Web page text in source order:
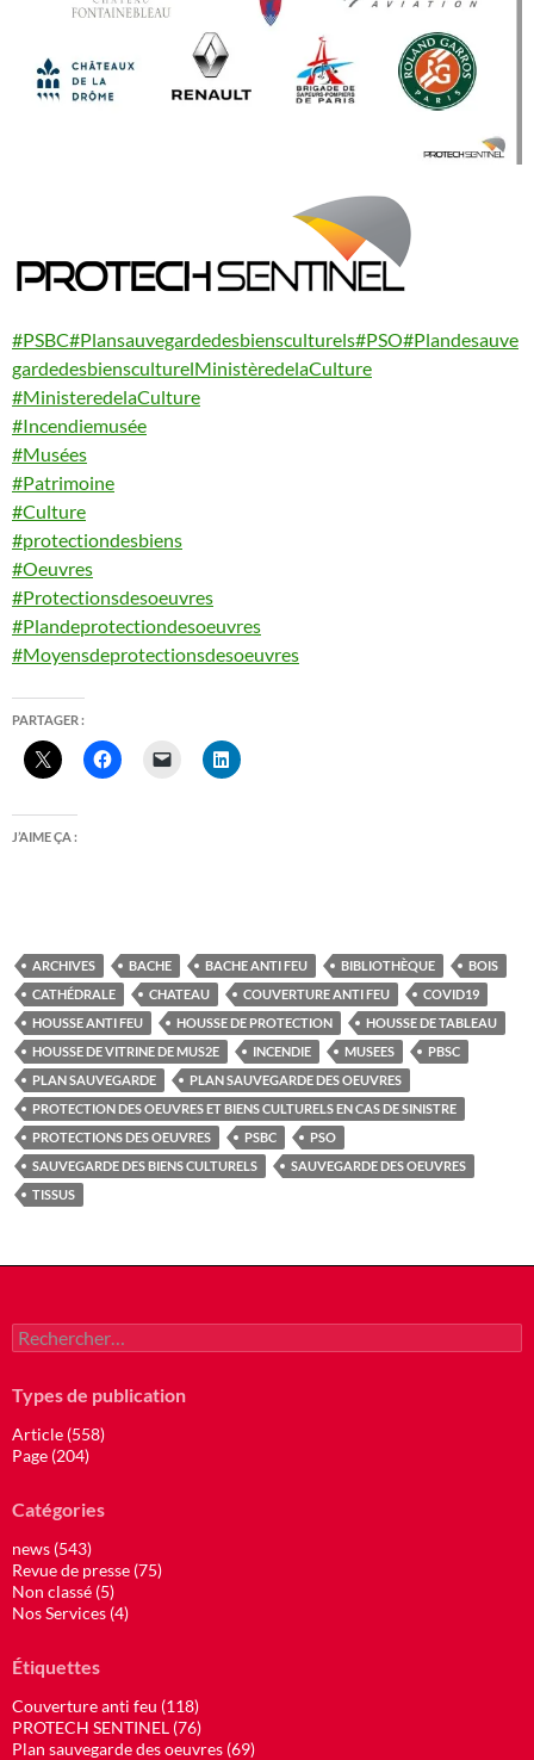
#PSBC#Plansauvegardedesbiensculturels#PSO#Plandesauve
gardedesbiensculturelMinistèredelaCulture
#MinisteredelaCulture
#Incendiemusée
#Musées
#Patrimoine
#Culture
#protectiondesbiens
#Oeuvres
#Protectionsdesoeuvres
#Plandeprotectiondesoeuvres
#Moyensdeprotectionsdesoeuvres
PARTAGER :
J’AIME ÇA :
ARCHIVES BACHE BACHE ANTI FEU BIBLIOTHÈQUE
BOIS
CATHÉDRALE
CHATEAU COUVERTURE ANTI FEU
COVID19
HOUSSE ANTI FEU
HOUSSE DE PROTECTION
HOUSSE DE TABLEAU
HOUSSE DE VITRINE DE MUS2E
INCENDIE MUSEES
PBSC
PLAN SAUVEGARDE
PLAN SAUVEGARDE DES OEUVRES
PROTECTION DES OEUVRES ET BIENS CULTURELS EN CAS DE SINISTRE
PROTECTIONS DES OEUVRES
PSBC
PSO
SAUVEGARDE DES BIENS CULTURELS
SAUVEGARDE DES OEUVRES
TISSUS
Rechercher :
Types de publication
Article (558)
Page (204)
Catégories
news (543)
Revue de presse (75)
Non classé (5)
Nos Services (4)
Étiquettes
Couverture anti feu (118)
PROTECH SENTINEL (76)
Plan sauvegarde des oeuvres (69)